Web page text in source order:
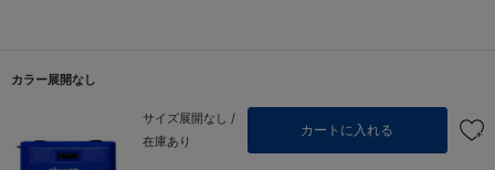
カラー展開なし
サイズ展開なし /
在庫あり
カートに入れる